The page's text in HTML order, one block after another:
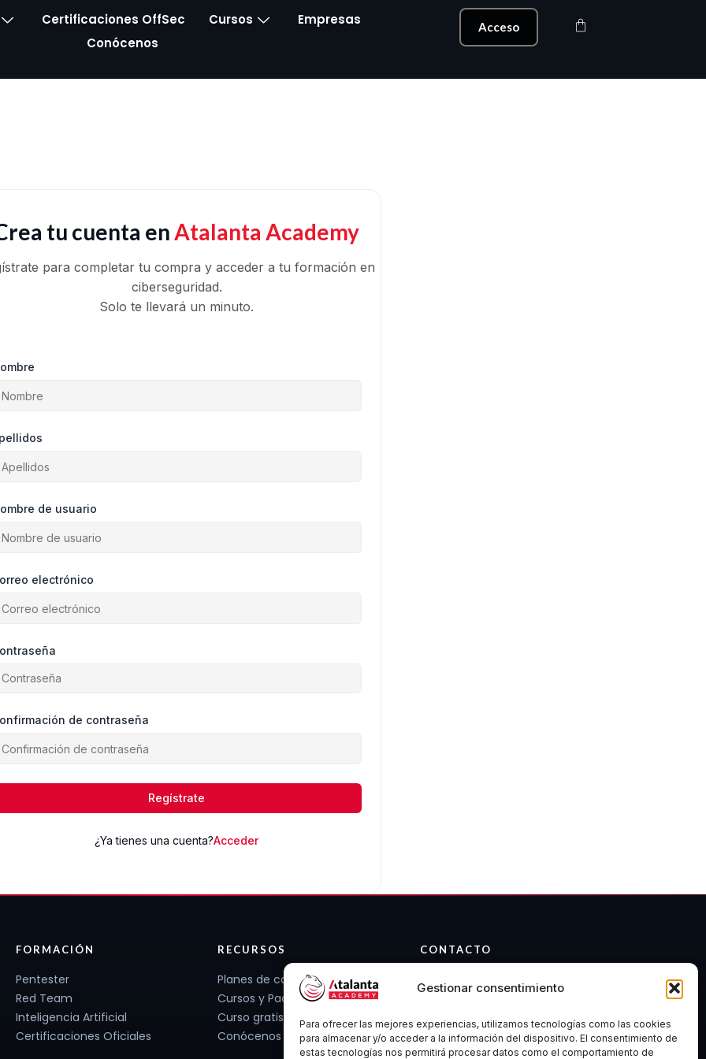
Gestionar consentimiento
Para ofrecer las mejores experiencias, utilizamos tecnologías como las cookies
para almacenar y/o acceder a la información del dispositivo. El consentimiento de
estas tecnologías nos permitirá procesar datos como el comportamiento de
Certificaciones OffSec Cursos
Empresas
Conócenos
Acceso Carrito
tu cuenta enAtalanta Academy
para completar tu compra y acceder a tu formación en
ciberseguridad.
Solo te llevará un minuto.
de usuario
electrónico
de contraseña
Regístrate
¿Ya tienes una cuenta?Acceder
FORMACIÓN
Pentester
Red Team
Inteligencia Artificial
Certificaciones Oficiales
RECURSOS
Planes de carrera
Cursos y Packs
Curso gratis
Conócenos
CONTACTO
Telegram
Madrid, España